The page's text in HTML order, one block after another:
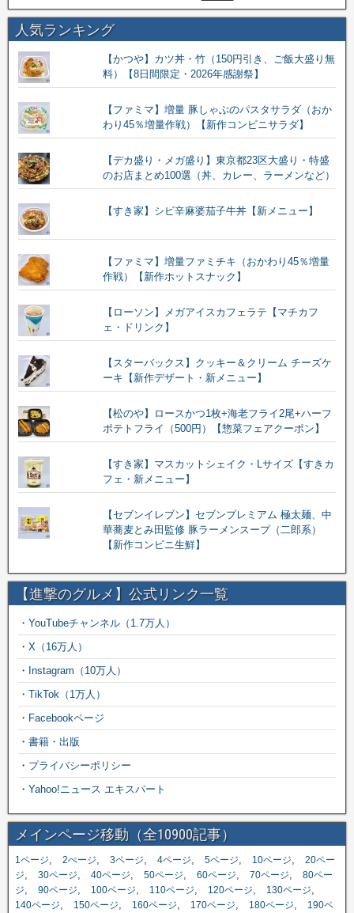
人気ランキング
【かつや】カツ丼・竹（150円引き、ご飯大盛り無
料）【8日間限定・2026年感謝祭】
【ファミマ】増量 豚しゃぶのパスタサラダ（おか
わり45％増量作戦）【新作コンビニサラダ】
【デカ盛り・メガ盛り】東京都23区大盛り・特盛
のお店まとめ100選（丼、カレー、ラーメンなど）
【すき家】シビ辛麻婆茄子牛丼【新メニュー】
【ファミマ】増量ファミチキ（おかわり45％増量
作戦）【新作ホットスナック】
【ローソン】メガアイスカフェラテ【マチカフ
ェ・ドリンク】
【スターバックス】クッキー＆クリーム チーズケ
ーキ【新作デザート・新メニュー】
【松のや】ロースかつ1枚+海老フライ2尾+ハーフ
ポテトフライ（500円）【惣菜フェアクーポン】
【すき家】マスカットシェイク・Lサイズ【すきカ
フェ・新メニュー】
【セブンイレブン】セブンプレミアム 極太麺、中
華蕎麦とみ田監修 豚ラーメンスープ（二郎系）
【新作コンビニ生鮮】
【進撃のグルメ】公式リンク一覧
・ YouTubeチャンネル（1.7万人）
・ X（16万人）
・ Instagram（10万人）
・ TikTok（1万人）
・ Facebookページ
・ 書籍・出版
・ プライバシーポリシー
・ Yahoo!ニュース エキスパート
メインページ移動（全10900記事）
1ページ, 2ぺージ, 3ページ, 4ページ, 5ページ, 10ページ, 20ペー
ジ, 30ページ, 40ページ, 50ページ, 60ページ, 70ページ, 80ペー
ジ, 90ページ, 100ページ, 110ページ, 120ページ, 130ページ,
140ページ, 150ページ, 160ページ, 170ページ, 180ページ,
190ペ